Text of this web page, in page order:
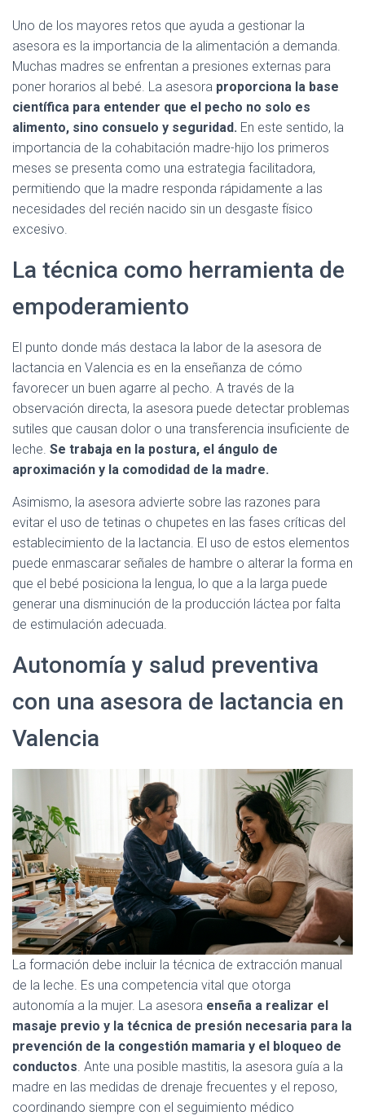
Uno de los mayores retos que ayuda a gestionar la
asesora es la importancia de la alimentación a demanda.
Muchas madres se enfrentan a presiones externas para
poner horarios al bebé. La asesora proporciona la base
científica para entender que el pecho no solo es
alimento, sino consuelo y seguridad. En este sentido, la
importancia de la cohabitación madre-hijo los primeros
meses se presenta como una estrategia facilitadora,
permitiendo que la madre responda rápidamente a las
necesidades del recién nacido sin un desgaste físico
excesivo.
La técnica como herramienta de
empoderamiento
El punto donde más destaca la labor de la asesora de
lactancia en Valencia es en la enseñanza de cómo
favorecer un buen agarre al pecho. A través de la
observación directa, la asesora puede detectar problemas
sutiles que causan dolor o una transferencia insuficiente de
leche. Se trabaja en la postura, el ángulo de
aproximación y la comodidad de la madre.
Asimismo, la asesora advierte sobre las razones para
evitar el uso de tetinas o chupetes en las fases críticas del
establecimiento de la lactancia. El uso de estos elementos
puede enmascarar señales de hambre o alterar la forma en
que el bebé posiciona la lengua, lo que a la larga puede
generar una disminución de la producción láctea por falta
de estimulación adecuada.
Autonomía y salud preventiva
con una asesora de lactancia en
Valencia
La formación debe incluir la técnica de extracción manual
de la leche. Es una competencia vital que otorga
autonomía a la mujer. La asesora enseña a realizar el
masaje previo y la técnica de presión necesaria para la
prevención de la congestión mamaria y el bloqueo de
conductos. Ante una posible mastitis, la asesora guía a la
madre en las medidas de drenaje frecuentes y el reposo,
coordinando siempre con el seguimiento médico